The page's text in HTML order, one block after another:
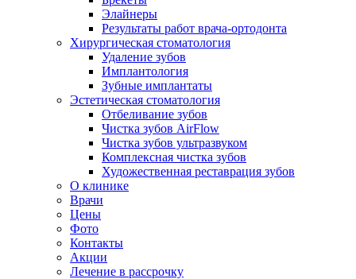
Элайнеры
Результаты работ врача-ортодонта
Хирургическая стоматология
Удаление зубов
Имплантология
Зубные имплантаты
Эстетическая стоматология
Отбеливание зубов
Чистка зубов AirFlow
Чистка зубов ультразвуком
Комплексная чистка зубов
Художественная реставрация зубов
О клинике
Врачи
Цены
Фото
Контакты
Акции
Лечение в рассрочку